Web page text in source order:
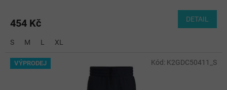
454 Kč DETAIL
S M L XL
VÝPRODEJ Kód: K2GDC50411_S